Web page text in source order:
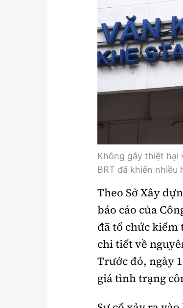
Lao động - Công đoàn
Điện
Âm
Thời sự Quốc tế
Thế giới xây dựng
Đi ++
Du lịch
Ẩm
Không gây thiệt hại
BRT đã khiến
Theo Sở Xây
báo cáo của
đã tổ chức kiểm
chi tiết về
Trước đó, ngày
giá tình trạng